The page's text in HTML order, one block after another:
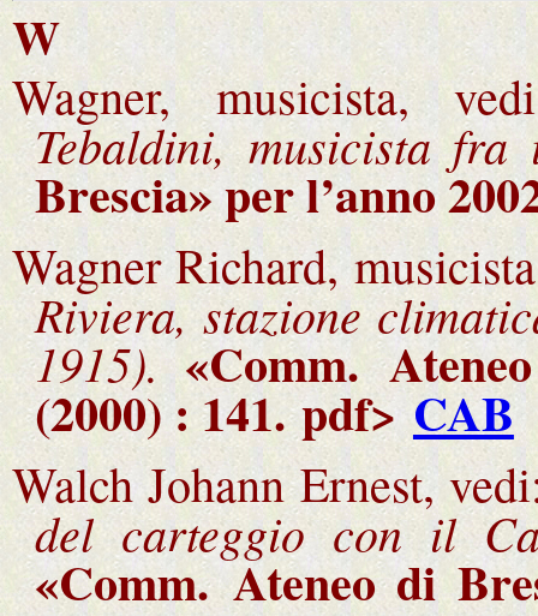
W
Wagner, musicista,
Tebaldini, musicista fra
Brescia» per l’anno
Wagner Richard,
Riviera, stazione
1915). «Comm.
(2000) : 141.pdf> CAB
Walch Johann Ernest,
del carteggio con il
«Comm.Ateneo di